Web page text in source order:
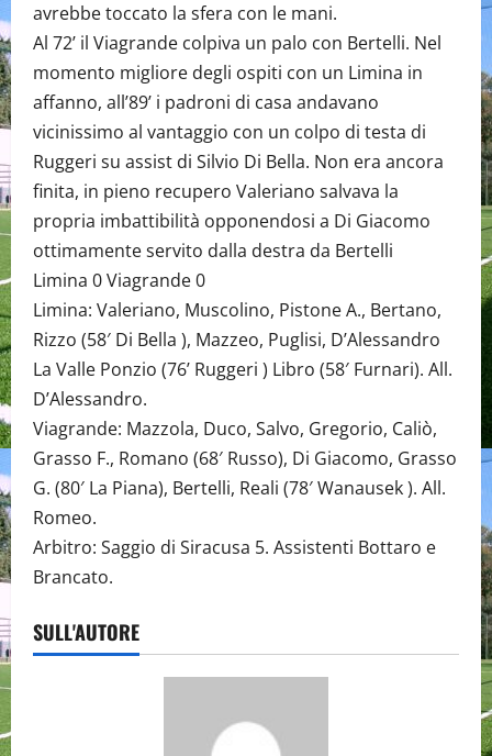
avrebbe toccato la sfera con le mani.
Al 72’ il Viagrande colpiva un palo con Bertelli. Nel
momento migliore degli ospiti con un Limina in
affanno, all’89’ i padroni di casa andavano
vicinissimo al vantaggio con un colpo di testa di
Ruggeri su assist di Silvio Di Bella. Non era ancora
finita, in pieno recupero Valeriano salvava la
propria imbattibilità opponendosi a Di Giacomo
ottimamente servito dalla destra da Bertelli
Limina 0 Viagrande 0
Limina: Valeriano, Muscolino, Pistone A., Bertano,
Rizzo (58′ Di Bella ), Mazzeo, Puglisi, D’Alessandro
La Valle Ponzio (76’ Ruggeri ) Libro (58′ Furnari). All.
D’Alessandro.
Viagrande: Mazzola, Duco, Salvo, Gregorio, Caliò,
Grasso F., Romano (68′ Russo), Di Giacomo, Grasso
G. (80′ La Piana), Bertelli, Reali (78′ Wanausek ). All.
Romeo.
Arbitro: Saggio di Siracusa 5. Assistenti Bottaro e
Brancato.
SULL'AUTORE